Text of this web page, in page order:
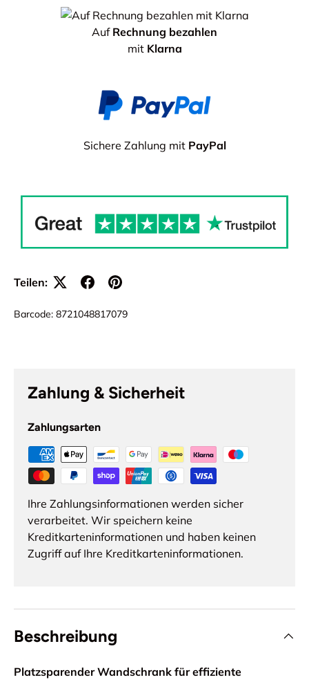
AufRechnung bezahlen
mit Klarna
Sichere Zahlung mit PayPal
Teilen:
Barcode: 8721048817079
Zahlung & Sicherheit
Zahlungsarten
Ihre Zahlungsinformationen werden sicher
verarbeitet. Wir speichern keine
Kreditkarteninformationen und haben keinen
Zugriff auf Ihre Kreditkarteninformationen.
Beschreibung
Platzsparender Wandschrank für effiziente